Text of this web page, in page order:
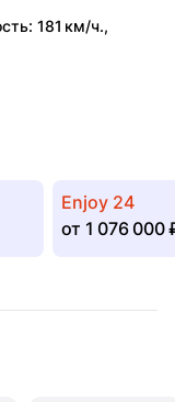
181 км/ч.,
Enjoy 24
от 1 076 000